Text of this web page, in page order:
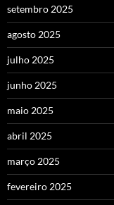
setembro 2025
agosto 2025
julho 2025
junho 2025
maio 2025
abril 2025
março 2025
fevereiro 2025